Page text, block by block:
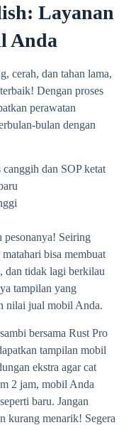
Layanan
Anda
cerah, dan tahan lama,
Dengan proses
perawatan
bulan dengan
dan SOP ketat
pesonanya! Seiring
bisa membuat
dan tidak lagi berkilau
tampilan yang
nilai jual mobil Anda.
bersama Rust Pro
tampilan mobil
ekstra agar cat
2 jam, mobil Anda
baru. Jangan
kurang menarik! Segera